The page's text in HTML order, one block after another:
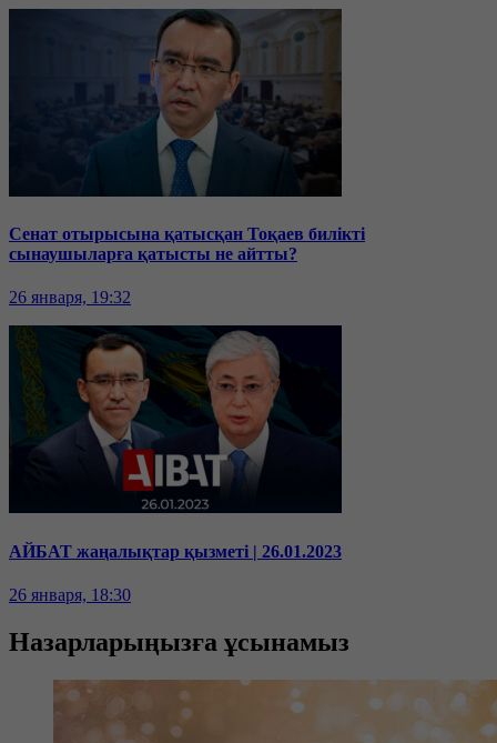
Сенат отырысына қатысқан Тоқаев билікті
сынаушыларға қатысты не айтты?
26 января, 19:32
АЙБАТ жаңалықтар қызметі | 26.01.2023
26 января, 18:30
Назарларыңызға ұсынамыз